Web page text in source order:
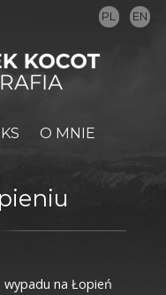
PL EN
O MNIE
wypadu na Łopień